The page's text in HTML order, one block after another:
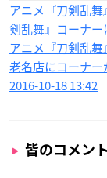
アニメ『刀剣乱
剣乱舞』コーナ
アニメ『刀剣乱
老名店にコーナ
2016-10-18 13:42
皆のコメント